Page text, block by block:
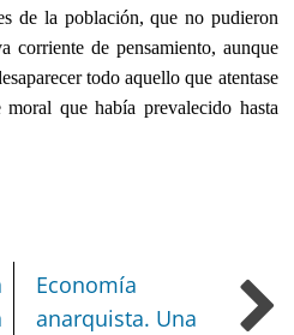
de la población, que no pudieron
corriente de pensamiento, aunque
todo aquello que atentase
moral que había prevalecido hasta
Economía
anarquista. Una